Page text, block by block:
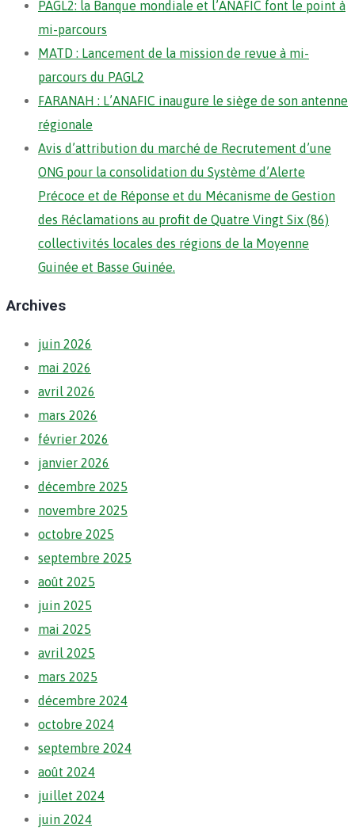
PAGL2: la Banque mondiale et l’ANAFIC font le point à
mi-parcours
MATD : Lancement de la mission de revue à mi-
parcours du PAGL2
FARANAH : L’ANAFIC inaugure le siège de son antenne
régionale
Avis d’attribution du marché de Recrutement d’une
ONG pour la consolidation du Système d’Alerte
Précoce et de Réponse et du Mécanisme de Gestion
des Réclamations au profit de Quatre Vingt Six (86)
collectivités locales des régions de la Moyenne
Guinée et Basse Guinée.
Archives
juin 2026
mai 2026
avril 2026
mars 2026
février 2026
janvier 2026
décembre 2025
novembre 2025
octobre 2025
septembre 2025
août 2025
juin 2025
mai 2025
avril 2025
mars 2025
décembre 2024
octobre 2024
septembre 2024
août 2024
juillet 2024
juin 2024